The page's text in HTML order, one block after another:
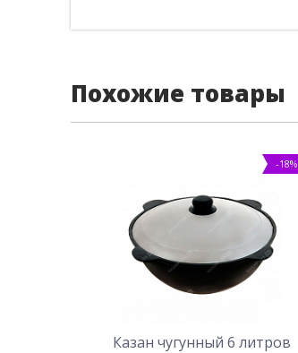
Похожие товары
-18%
Казан чугунный 6 литров